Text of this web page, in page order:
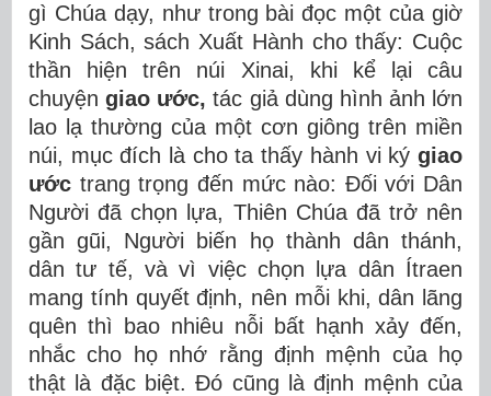
gì Chúa dạy, như trong bài đọc một của giờ
Kinh Sách, sách Xuất Hành cho thấy: Cuộc
thần hiện trên núi Xinai, khi kể lại câu
chuyệngiao ước, tác giả dùng hình ảnh lớn
lao lạ thường của một cơn giông trên miền
núi, mục đích là cho ta thấy hành vi ký giao
ước trang trọng đến mức nào: Đối với Dân
Người đã chọn lựa, Thiên Chúa đã trở nên
gần gũi, Người biến họ thành dân thánh,
dân tư tế, và vì việc chọn lựa dân Ítraen
mang tính quyết định, nên mỗi khi, dân lãng
quên thì bao nhiêu nỗi bất hạnh xảy đến,
nhắc cho họ nhớ rằng định mệnh của họ
thật là đặc biệt. Đó cũng là định mệnh của